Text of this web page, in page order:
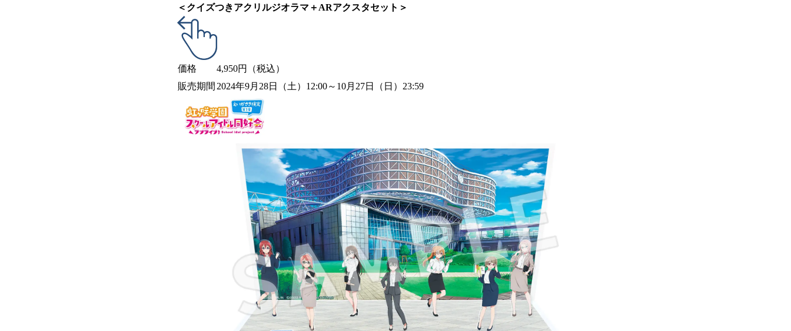
＜クイズつきアクリルジオラマ＋ARアクスタセット＞
価格
4,950円（税込）
販売期間 2024年9月28日（土）12:00～10月27日（日）23:59